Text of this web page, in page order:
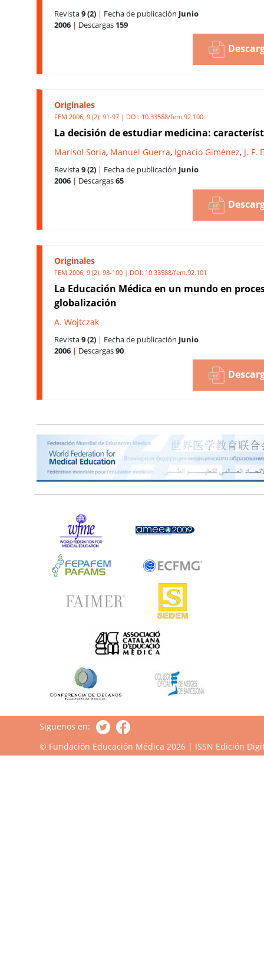
Revista9 (2) | Fecha de publicación Junio
2006 | Descargas 159
Originales
FEM 2006; 9 (2): 91-97 | DOI: 10.33588/fem.92.100
La decisión de estudiar medicina:
Marisol Soria, Manuel Guerra, Ignacio Giménez, J. F.
Revista9 (2) | Fecha de publicación Junio
2006 | Descargas65
Originales
FEM 2006; 9 (2): 98-100 | DOI: 10.33588/fem.92.101
La Educación Médica en un mundo en
globalización
A. Wojtczak
Revista9 (2) | Fecha de publicación Junio
2006 | Descargas90
Siguenos en:
© Fundación Educación Médica 2026 | ISSN Edición